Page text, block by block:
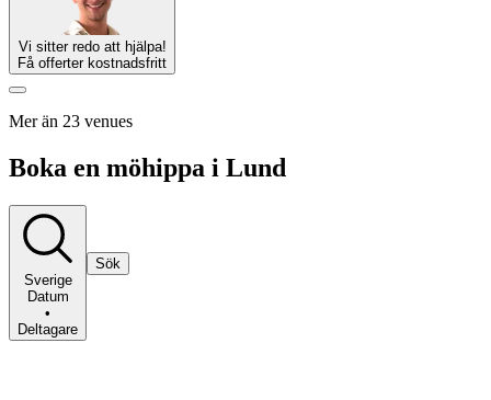
Vi sitter redo att hjälpa!
Få offerter kostnadsfritt
Mer än 23 venues
Boka en möhippa i Lund
Sverige
Datum
•
Deltagare
Sök